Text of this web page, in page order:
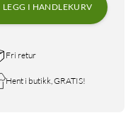
LEGG I HANDLEKURV
Fri retur
Hent i butikk, GRATIS!